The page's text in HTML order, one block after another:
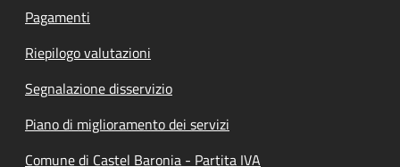
Pagamenti
Riepilogo valutazioni
Segnalazione disservizio
Piano di miglioramento dei servizi
Comune di Castel Baronia - Partita IVA